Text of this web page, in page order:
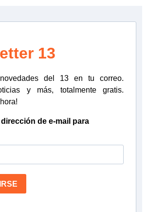
13
del 13 en tu correo.
y más, totalmente gratis.
de e-mail para